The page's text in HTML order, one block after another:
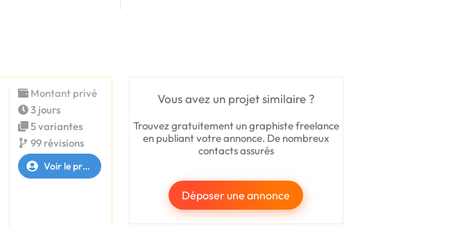
Vous avez un projet similaire ?
Trouvez gratuitement un graphiste freelance
en publiant votre annonce. De nombreux
contacts assurés
Déposer une annonce
Montant privé
3 jours
5 variantes
99 révisions
Voir le profil